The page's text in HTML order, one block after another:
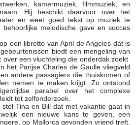
kamermuziek, filmmuziek, en
Hij beschikt daarvoor over het
en weet goed tekst op muziek te
melodische gave en succes
een libretto van April de Angeles dat is
biedt een mengeling van
over een vluchteling die onderdak zoekt
het Parijse Charles de Gaulle vliegveld
andere passagiers die thuiskomen of
nemen te maken krijgt. Zo ontstond
parabel over het complexe
tot zelfonderzoek.
Tina en Bill dat met vakantie gaat in
een nieuwe kans te geven, een
op Mallorca gevonden vriend treft.